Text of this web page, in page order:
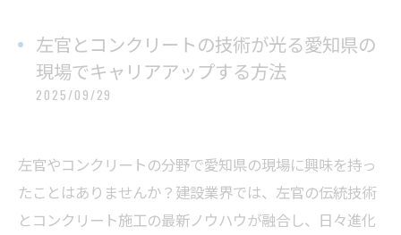
左官とコンクリートの技術が光る愛知県の
現場でキャリアアップする方法
2025/09/29
左官やコンクリートの分野で愛知県の現場に興味を持っ
たことはありませんか？建設業界では、左官の伝統技術
とコンクリート施工の最新ノウハウが融合し、日々進化